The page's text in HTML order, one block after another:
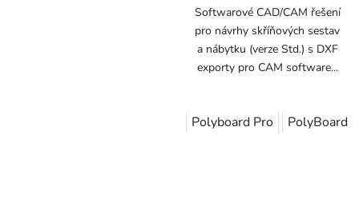
Softwarové CAD/CAM řešení
pro návrhy skříňových sestav
a nábytku (verze Std.) s DXF
exporty pro CAM software...
Polyboard Pro PolyBoard